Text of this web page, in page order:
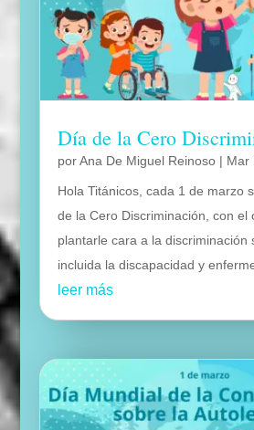
Día de la Cero
porAna De Miguel Reinoso| Mar
Hola Titánicos, cada 1 de marzo
de la Cero Discriminación, con el
plantarle cara a la discriminación
incluida la discapacidad y
leer más